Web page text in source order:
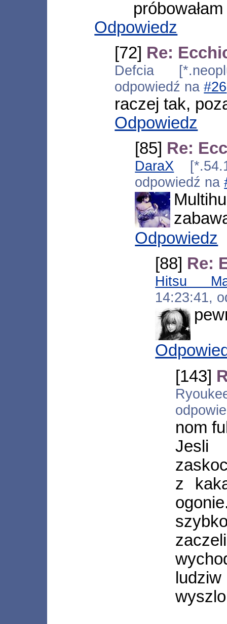
Odpowiedz
[72] Re:
Defcia
odpowiedź na#26
raczej tak,
Odpowiedz
[85] Re:
DaraX
odpowiedź na
Odpowiedz
[88] Re:
Hitsu
14:23:41,
[143]
nom
Jesli
z